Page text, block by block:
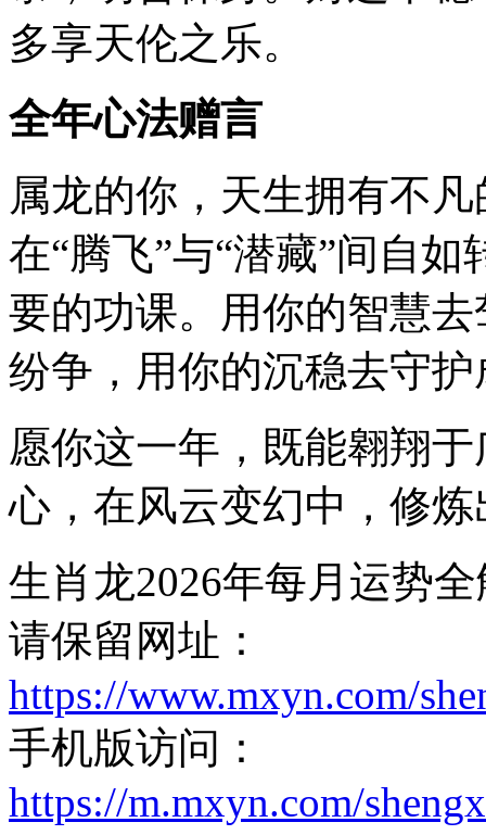
多享天伦之乐。
全年心法赠言
属龙的你，天生拥有不
在“腾飞”与“潜藏”间自
要的功课。用你的智慧
纷争，用你的沉稳去守护
愿你这一年，既能翱翔
心，在风云变幻中，修
生肖龙2026年每月运势
请保留网址：
https://www.mxyn.com/
手机版访问：
https://m.mxyn.com/